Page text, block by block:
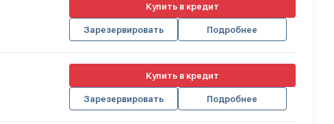
Купить в кредит
Зарезервировать Подробнее
Купить в кредит
Зарезервировать Подробнее